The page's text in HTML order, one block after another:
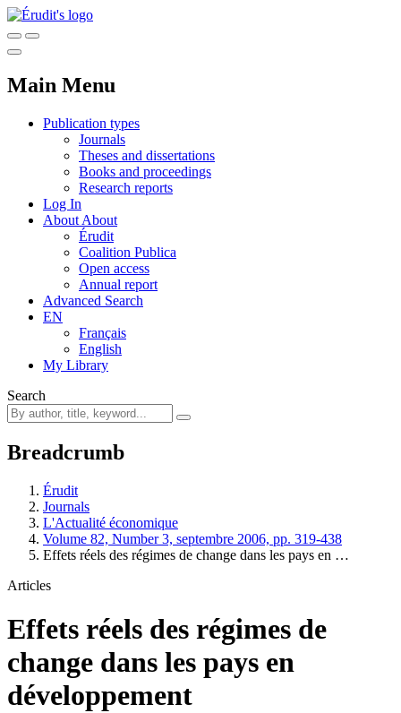
Main Menu
Publication types
Journals
Theses and dissertations
Books and proceedings
Research reports
Log In
About About
Érudit
Coalition Publica
Open access
Annual report
Advanced Search
EN
Français
English
My Library
Search
Breadcrumb
Érudit
Journals
L'Actualité économique
Volume 82, Number 3, septembre 2006, pp. 319-438
Effets réels des régimes de change dans les pays en …
Articles
Effets réels des régimes de
change dans les pays en
développement